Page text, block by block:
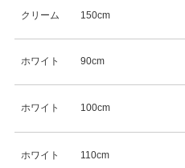
クリーム 150cm
ホワイト 90cm
ホワイト 100cm
ホワイト 110cm